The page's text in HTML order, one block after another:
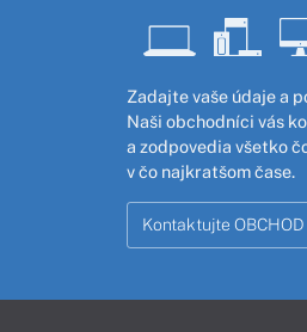
Zadajte vaše údaje a
Naši obchodníci vás
a zodpovedia všetko
v čo najkratšom čase.
Kontaktujte OBCHOD